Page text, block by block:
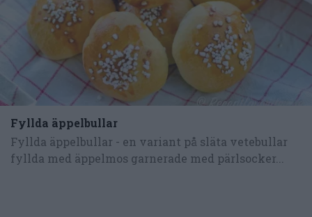
Fyllda äppelbullar
Fyllda äppelbullar - en variant på släta vetebullar
fyllda med äppelmos garnerade med pärlsocker...